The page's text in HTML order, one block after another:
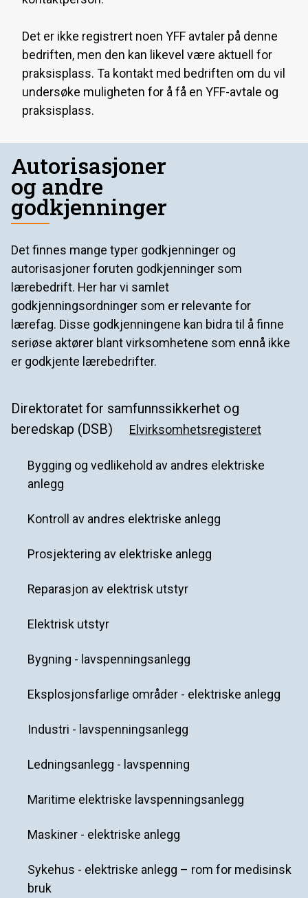
Det er ikke registrert noen YFF avtaler på denne
bedriften, men den kan likevel være aktuell for
praksisplass. Ta kontakt med bedriften om du vil
undersøke muligheten for å få en YFF-avtale og
praksisplass.
Autorisasjoner
og andre
godkjenninger
Det finnes mange typer godkjenninger og
autorisasjoner foruten godkjenninger som
lærebedrift. Her har vi samlet
godkjenningsordninger som er relevante for
lærefag. Disse godkjenningene kan bidra til å finne
seriøse aktører blant virksomhetene som ennå ikke
er godkjente lærebedrifter.
Direktoratet for samfunnssikkerhet og
beredskap (DSB)
Elvirksomhetsregisteret
Bygging og vedlikehold av andres elektriske
anlegg
Kontroll av andres elektriske anlegg
Prosjektering av elektriske anlegg
Reparasjon av elektrisk utstyr
Elektrisk utstyr
Bygning - lavspenningsanlegg
Eksplosjonsfarlige områder - elektriske anlegg
Industri - lavspenningsanlegg
Ledningsanlegg - lavspenning
Maritime elektriske lavspenningsanlegg
Maskiner - elektriske anlegg
Sykehus - elektriske anlegg – rom for medisinsk
bruk